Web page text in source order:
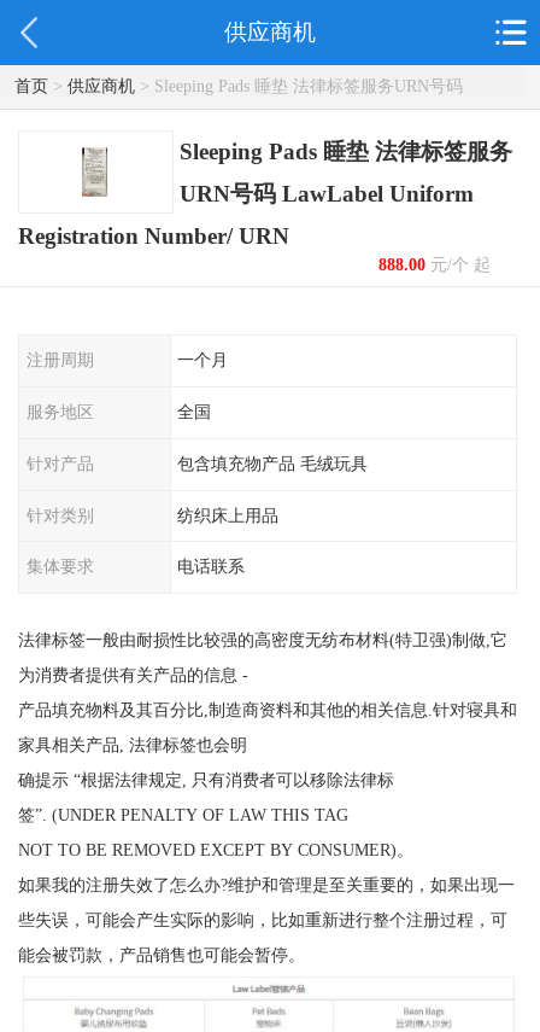
供应商机
首页> 供应商机> Sleeping Pads 睡垫 法律标签服务URN号码
LawLabel Uniform Registration Number/ URN
Sleeping Pads 睡垫 法律标签服务
URN号码 LawLabel Uniform
Registration Number/ URN
888.00元/个 起
注册周期 一个月
服务地区 全国
针对产品 包含填充物产品 毛绒玩具
针对类别 纺织床上用品
集体要求 电话联系
法律标签一般由耐损性比较强的高密度无纺布材料(特卫强)制做,它
为消费者提供有关产品的信息 -
产品填充物料及其百分比,制造商资料和其他的相关信息.针对寝具和
家具相关产品, 法律标签也会明
确提示 “根据法律规定, 只有消费者可以移除法律标
签”. (UNDER PENALTY OF LAW THIS TAG
NOT TO BE REMOVED EXCEPT BY CONSUMER)。
如果我的注册失效了怎么办?维护和管理是至关重要的，如果出现一
些失误，可能会产生实际的影响，比如重新进行整个注册过程，可
能会被罚款，产品销售也可能会暂停。